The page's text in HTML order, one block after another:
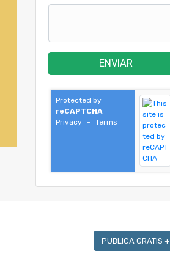
ENVIAR
Protected by
reCAPTCHA
Privacy
- Terms
PUBLICA GRATIS +